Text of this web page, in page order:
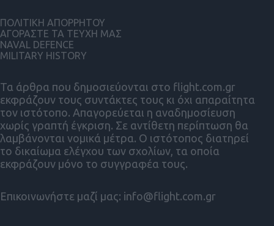
Τα άρθρα που δημοσιεύονται στο flight.com.gr
εκφράζουν τους συντάκτες τους κι όχι απαραίτητα
τον ιστότοπο. Απαγορεύεται η αναδημοσίευση
χωρίς γραπτή έγκριση. Σε αντίθετη περίπτωση θα
λαμβάνονται νομικά μέτρα. Ο ιστότοπος διατηρεί
το δικαίωμα ελέγχου των σχολίων, τα οποία
εκφράζουν μόνο το συγγραφέα τους.
Επικοινωνήστε μαζί μας: info@flight.com.gr
ΠΟΛΙΤΙΚΗ ΑΠΟΡΡΗΤΟΥ
ΑΓΟΡΑΣΤΕ ΤΑ ΤΕΥΧΗ ΜΑΣ
NAVAL DEFENCE
MILITARY HISTORY